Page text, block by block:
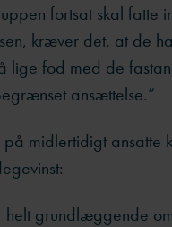
fortsat skal fatte
kræver det, at de
lige fod med de
ansættelse.”
på midlertidigt ansatte
helt grundlæggende